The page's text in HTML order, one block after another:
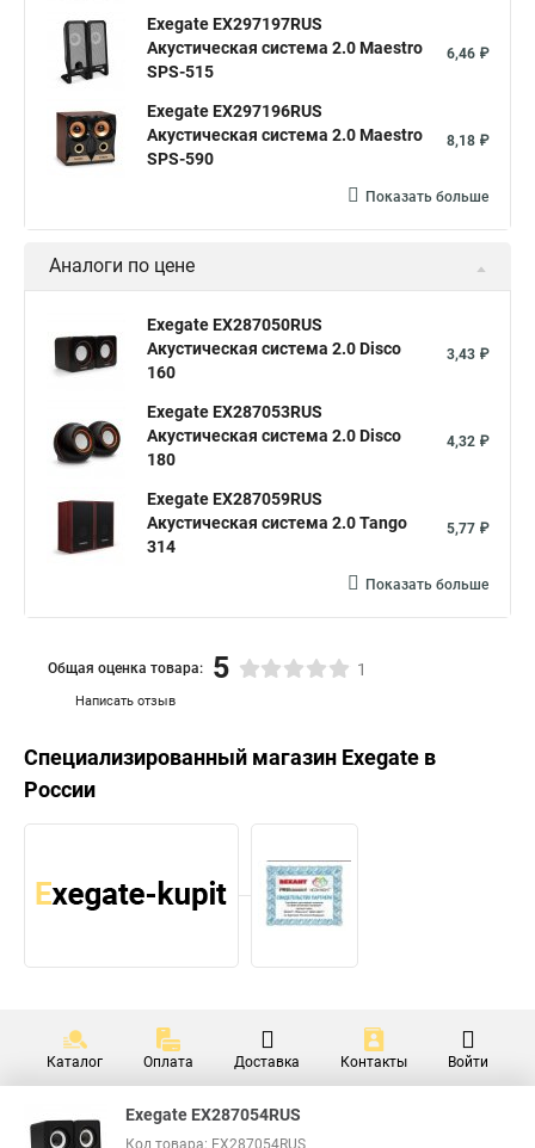
Exegate EX297197RUS
Акустическая система 2.0 Maestro
SPS-515
6,46 ₽
Exegate EX297196RUS
Акустическая система 2.0 Maestro
SPS-590
8,18 ₽
Показать больше
Аналоги по цене
Exegate EX287050RUS
Акустическая система 2.0 Disco
160
3,43 ₽
Exegate EX287053RUS
Акустическая система 2.0 Disco
180
4,32 ₽
Exegate EX287059RUS
Акустическая система 2.0 Tango
314
5,77 ₽
Показать больше
Написать отзыв
Общая оценка товара: 5 1
Специализированный магазин Exegate в
России
Каталог Оплата Доставка Контакты Войти
Exegate EX287054RUS
Код товара: EX287054RUS